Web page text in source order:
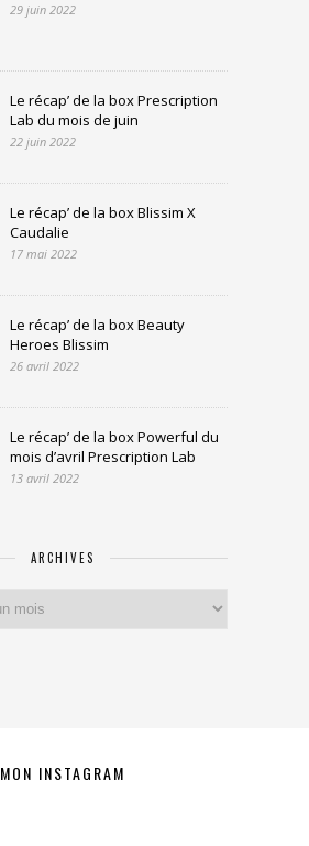
29 juin 2022
Le récap’ de la box Prescription
Lab du mois de juin
22 juin 2022
Le récap’ de la box Blissim X
Caudalie
17 mai 2022
Le récap’ de la box Beauty
Heroes Blissim
26 avril 2022
Le récap’ de la box Powerful du
mois d’avril Prescription Lab
13 avril 2022
ARCHIVES
MON INSTAGRAM